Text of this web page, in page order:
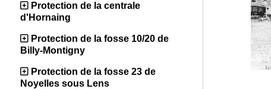
Protection de la centrale
d'Hornaing
Protection de la fosse 10/20 de
Billy-Montigny
Protection de la fosse 23 de
Noyelles sous Lens